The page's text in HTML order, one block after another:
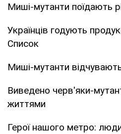
Миші-мутанти поїдають
Українців годують
Список
Миші-мутанти
Виведено черв'яки-
життями
Герої нашого метро: